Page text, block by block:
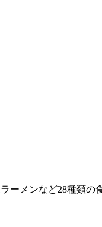
ーメンなど28種類の